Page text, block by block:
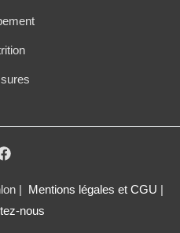
| Mentions légales et CGU
nous